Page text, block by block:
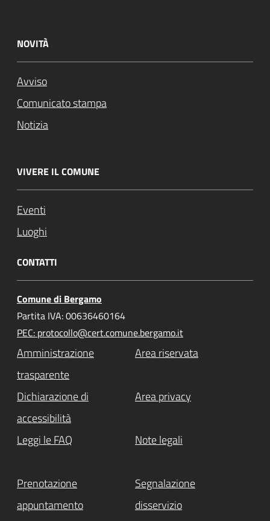
NOVITÀ
Avviso
Comunicato stampa
Notizia
VIVERE IL COMUNE
Eventi
Luoghi
CONTATTI
Comune di Bergamo
Partita IVA: 00636460164
PEC: protocollo@cert.comune.bergamo.it
Amministrazione
trasparente
Area riservata
Dichiarazione di
accessibilità
Area privacy
Leggi le FAQ Note legali
Prenotazione
appuntamento
Segnalazione
disservizio